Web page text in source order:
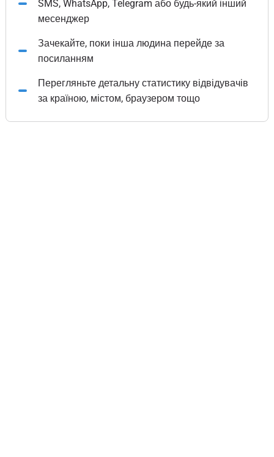
SMS, WhatsApp, Telegram або будь-який інший
месенджер
Зачекайте, поки інша людина перейде за
посиланням
Перегляньте детальну статистику відвідувачів
за країною, містом, браузером тощо